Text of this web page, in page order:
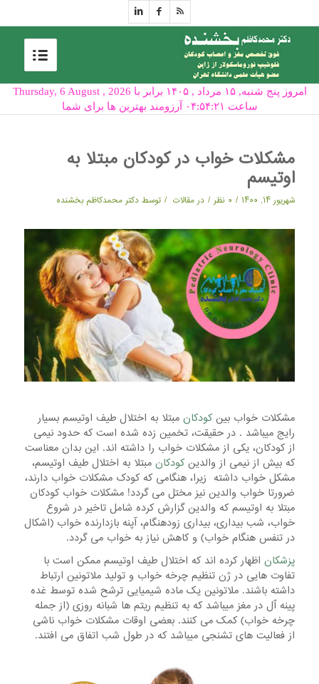
امروز پنج شنبه, ۱۵ مرداد , ۱۴۰۵ برابر با Thursday, 6 August , 2026
ساعت ۰۴:۵۴:۲۱ آرزومند بهترین ها برای شما
مشکلات خواب در کودکان مبتلا به
اوتیسم
شهریور ۱۴, ۱۴۰۰ / ۰ نظر / درمقالات / توسط دکتر محمدکاظم بخشنده
مشکلات خواب بینکودکانمبتلا به اختلال طیف اوتیسم بسیار
رایج میباشد . در حقیقت، تخمین زده شده است که حدود نیمی
از کودکان، یکی از مشکلات خواب را داشته اند. این بدان معناست
که بیش از نیمی از والدینکودکانمبتلا به اختلال طیف اوتیسم،
مشکل خواب داشته زیرا، هنگامی که کودک مشکلات خواب دارند،
ضرورتا خواب والدین نیز مختل می گردد! مشکلات خواب کودکان
مبتلا به اوتیسم که والدین گزارش کرده شامل تاخیر در شروع
خواب، شب بیداری، بیداری زودهنگام، آپنه بازدارنده خواب (اشکال
در تنفس هنگام خواب) و کاهش نیاز به خواب می گردد.
پزشکاناظهار کرده اند که اختلال طیف اوتیسم ممکن است با
تفاوت هایی در ژن تنظیم چرخه خواب و تولید ملاتونین ارتباط
داشته باشند. ملاتونین یک ماده شیمیایی ترشح شده توسط غده
پینه آل در مغز میباشد که به تنظیم ریتم ها شبانه روزی (از جمله
چرخه خواب) کمک می کنند. بعضی اوقات مشکلات خواب ناشی
از فعالیت های تشنجی میباشد که در طول شب اتفاق می افتند.